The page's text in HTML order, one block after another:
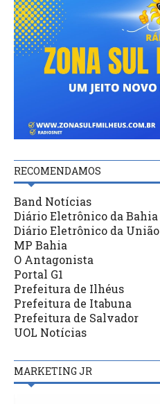
RECOMENDAMOS
Band Notícias
Diário Eletrônico da Bahia
Diário Eletrônico da União
MP Bahia
O Antagonista
Portal G1
Prefeitura de Ilhéus
Prefeitura de Itabuna
Prefeitura de Salvador
UOL Notícias
MARKETING JR